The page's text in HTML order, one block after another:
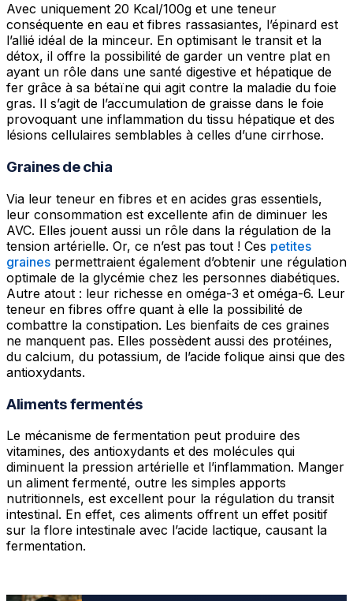
Avec uniquement 20 Kcal/100g et une teneur
conséquente en eau et fibres rassasiantes, l’épinard est
l’allié idéal de la minceur. En optimisant le transit et la
détox, il offre la possibilité de garder un ventre plat en
ayant un rôle dans une santé digestive et hépatique de
fer grâce à sa bétaïne qui agit contre la maladie du foie
gras. Il s’agit de l’accumulation de graisse dans le foie
provoquant une inflammation du tissu hépatique et des
lésions cellulaires semblables à celles d’une cirrhose.
Graines de chia
Via leur teneur en fibres et en acides gras essentiels,
leur consommation est excellente afin de diminuer les
AVC. Elles jouent aussi un rôle dans la régulation de la
tension artérielle. Or, ce n’est pas tout ! Ces petites
graines permettraient également d’obtenir une régulation
optimale de la glycémie chez les personnes diabétiques.
Autre atout : leur richesse en oméga-3 et oméga-6. Leur
teneur en fibres offre quant à elle la possibilité de
combattre la constipation. Les bienfaits de ces graines
ne manquent pas. Elles possèdent aussi des protéines,
du calcium, du potassium, de l’acide folique ainsi que des
antioxydants.
Aliments fermentés
Le mécanisme de fermentation peut produire des
vitamines, des antioxydants et des molécules qui
diminuent la pression artérielle et l’inflammation. Manger
un aliment fermenté, outre les simples apports
nutritionnels, est excellent pour la régulation du transit
intestinal. En effet, ces aliments offrent un effet positif
sur la flore intestinale avec l’acide lactique, causant la
fermentation.